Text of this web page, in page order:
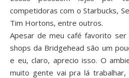
competidoras com o Starbucks,
Tim Hortons, entre outros.
Apesar de meu café favorito
shops da Bridgehead são um
e eu, claro, aprecio isso. O
muito gente vai pra lá